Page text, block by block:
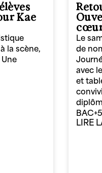
Kae
la scène,
Le
de
avec
et
LIRE